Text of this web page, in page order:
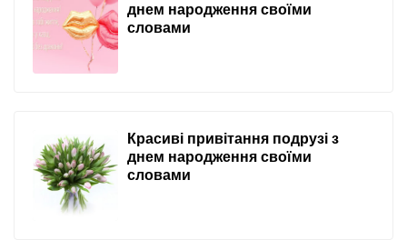
днем народження своїми
словами
Красиві привітання подрузі з
днем народження своїми
словами